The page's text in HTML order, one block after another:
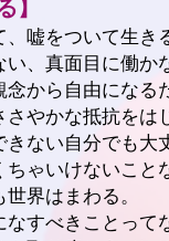
嘘をついて生き
、真面目に働か
から自由になる
やかな抵抗をは
ない自分でも大
ゃいけないこと
界はまわる。
すべきことって